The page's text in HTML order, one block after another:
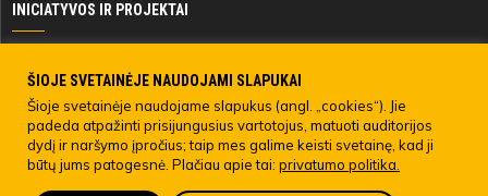
INICIATYVOS IR PROJEKTAI
Paramos fondai
Medicinos centras
Live Your Goals
© 2022 LIETUVOS FUTBOLO FEDERACIJA. Visos teisės saugomos.
ŠIOJE SVETAINĖJE NAUDOJAMI SLAPUKAI
Šioje svetainėje naudojame slapukus (angl. „cookies“). Jie
padeda atpažinti prisijungusius vartotojus, matuoti auditorijos
dydį ir naršymo įpročius; taip mes galime keisti svetainę, kad ji
būtų jums patogesnė. Plačiau apie tai: privatumo politika.